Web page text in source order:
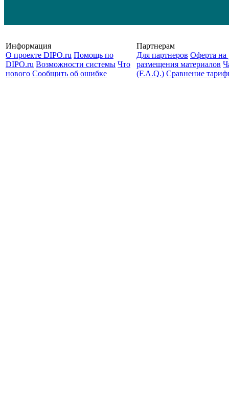
Информация
О проекте DIPO.ru Помощь по
DIPO.ru Возможности системы Что
нового Сообщить об ошибке
Партнерам
Для партнеров Оферта на
размещения материалов
(F.A.Q.) Cравнение